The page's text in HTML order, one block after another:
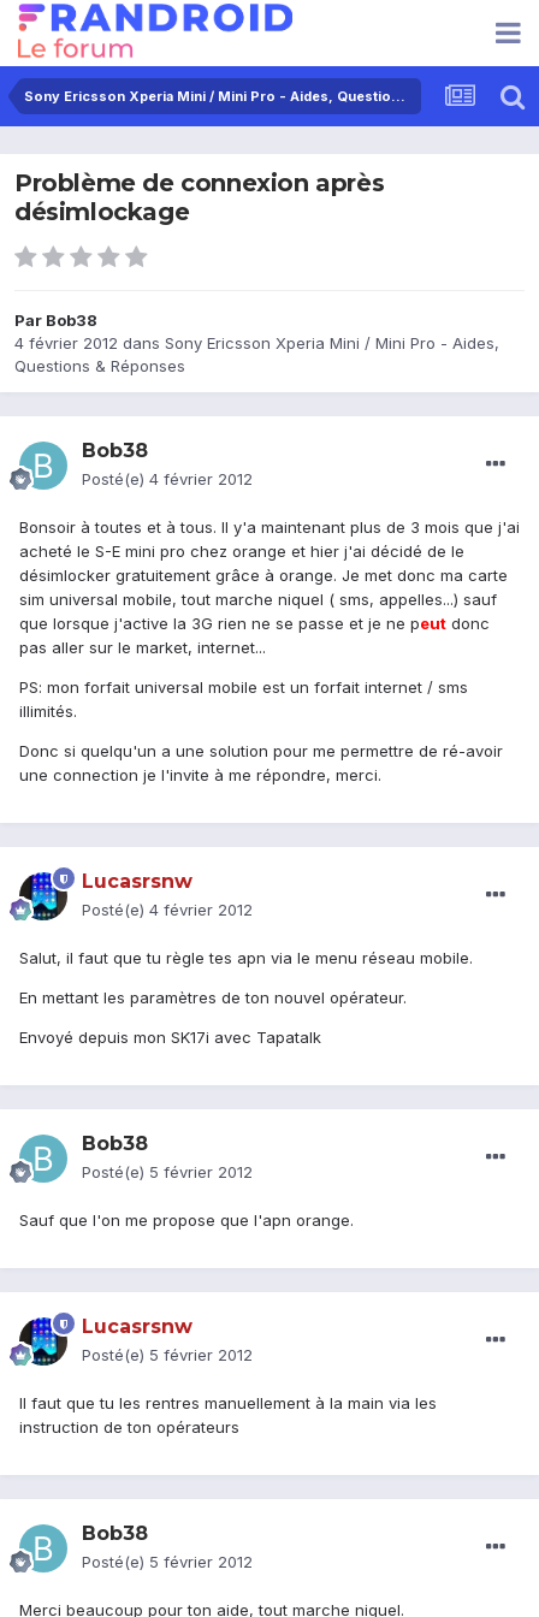
Sony Ericsson Xperia Mini / Mini Pro - Aides, Questions & Réponses
Problème de connexion après
désimlockage
Par Bob38
4 février 2012 dans Sony Ericsson Xperia Mini / Mini Pro - Aides,
Questions & Réponses
Bob38
Posté(e) 4 février 2012
Bonsoir à toutes et à tous. Il y'a maintenant plus de 3 mois que j'ai
acheté le S-E mini pro chez orange et hier j'ai décidé de le
désimlocker gratuitement grâce à orange. Je met donc ma carte
sim universal mobile, tout marche niquel ( sms, appelles...) sauf
que lorsque j'active la 3G rien ne se passe et je ne peut donc
pas aller sur le market, internet...
PS: mon forfait universal mobile est un forfait internet / sms
illimités.
Donc si quelqu'un a une solution pour me permettre de ré-avoir
une connection je l'invite à me répondre, merci.
Lucasrsnw
Posté(e) 4 février 2012
Salut, il faut que tu règle tes apn via le menu réseau mobile.
En mettant les paramètres de ton nouvel opérateur.
Envoyé depuis mon SK17i avec Tapatalk
Bob38
Posté(e) 5 février 2012
Sauf que l'on me propose que l'apn orange.
Lucasrsnw
Posté(e) 5 février 2012
Il faut que tu les rentres manuellement à la main via les
instruction de ton opérateurs
Bob38
Posté(e) 5 février 2012
Merci beaucoup pour ton aide, tout marche niquel.